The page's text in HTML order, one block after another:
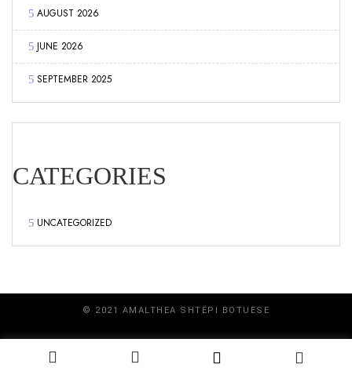
AUGUST 2026
JUNE 2026
SEPTEMBER 2025
CATEGORIES
UNCATEGORIZED
© 2021 AMALTHEA SHTËPI BOTUESE